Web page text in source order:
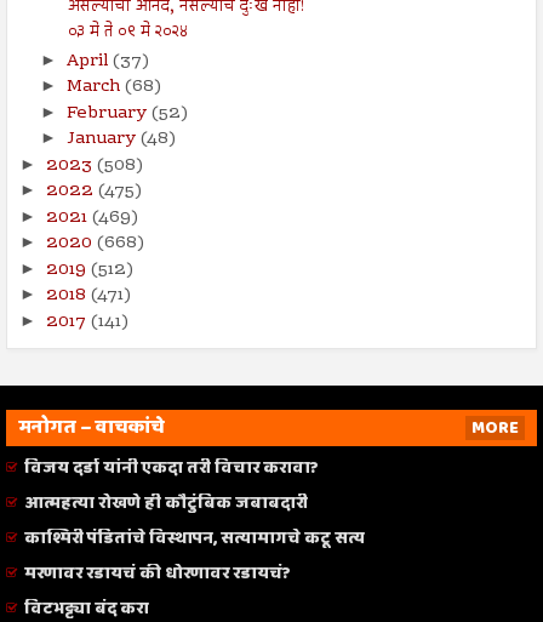
असल्याचा आनंद, नसल्याचे दुःख नाही!
०३ मे ते ०९ मे २०२४
► April(37)
► March(68)
► February(52)
► January(48)
► 2023 (508)
► 2022 (475)
► 2021(469)
► 2020 (668)
► 2019 (512)
► 2018 (471)
► 2017 (141)
मनोगत – वाचकांचे
MORE
विजय दर्डा यांनी एकदा तरी विचार करावा?
आत्महत्या रोखणे ही कौटुंबिक जबाबदारी
काश्मिरी पंडितांचे विस्थापन, सत्यामागचे कटू सत्य
मरणावर रडायचं की धोरणावर रडायचं?
विटभट्ट्या बंद करा